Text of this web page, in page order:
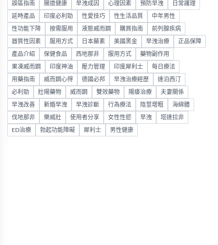
誤區指南 腸道健康 早洩成因 心理因素 預防早洩 日常護理
延時產品 印度必利勁 性愛技巧 性生活品質 中年男性
性功能下降 按需服用 液態威而鋼 購買指南 前列腺疾病
器質性因素 服用方式 日本藤素 美國黑金 早洩治療 正品保障
產品介紹 保健食品 西地那非 服用方式 藥物副作用
果凍威而鋼 印度神油 壓力管理 印度犀利士 每日療法
用藥指南 威而鋼心得 德國必邦 早洩治療經歷 達泊西汀
必利勁 壯陽藥物 威而鋼 雙效藥物 陽痿治療 夫妻關係
早洩改善 新婚早洩 早洩診斷 行為療法 陰莖增粗 海綿體
伐地那非 樂威壯 使用者分享 女性性慾 早洩 塔達拉非
ED治療 勃起功能障礙 犀利士 男性健康